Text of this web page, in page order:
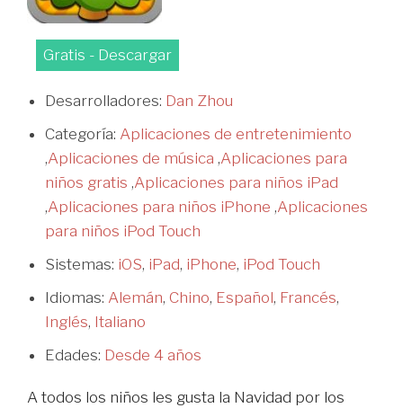
Gratis - Descargar
Desarrolladores: Dan Zhou
Categoría: Aplicaciones de entretenimiento
,Aplicaciones de música ,Aplicaciones para
niños gratis ,Aplicaciones para niños iPad
,Aplicaciones para niños iPhone ,Aplicaciones
para niños iPod Touch
Sistemas: iOS, iPad, iPhone, iPod Touch
Idiomas: Alemán, Chino, Español, Francés,
Inglés, Italiano
Edades: Desde 4 años
A todos los niños les gusta la Navidad por los